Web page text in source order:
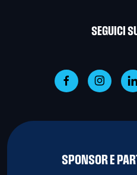
SEGUICI
SPONSOR E